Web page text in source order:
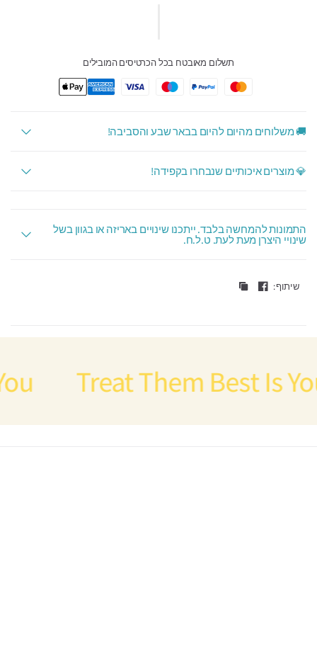
תשלום מאובטח בכל הכרטיסים המובילים
🚚 משלוחים מהיום להיום בבאר שבע והסביבה!
💎 מוצרים איכותיים שנבחרו בקפידה!
התמונות להמחשה בלבד. ייתכנו שינויים באריזה או בגוון בשל
שינויי היצרן מעת לעת. ט.ל.ח.
שיתוף:
Treat Them Best Is